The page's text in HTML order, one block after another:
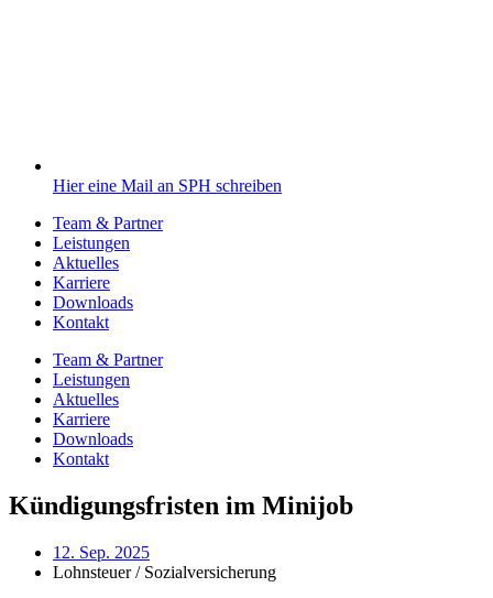
Hier eine Mail an SPH schreiben
Team & Partner
Leistungen
Aktuelles
Karriere
Downloads
Kontakt
Team & Partner
Leistungen
Aktuelles
Karriere
Downloads
Kontakt
Kündigungsfristen im Minijob
12. Sep. 2025
Lohnsteuer / Sozialversicherung